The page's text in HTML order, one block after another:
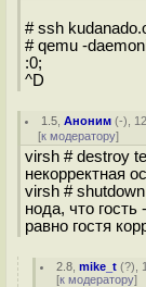
# ssh
# qemu -
:0;
^D
1.5 ,Аноним (-),
[к модератору]
virsh # destroy
некорректная
virsh #
нода, что
равно гостя
2.8 ,mike_t (?),
[к модератору]